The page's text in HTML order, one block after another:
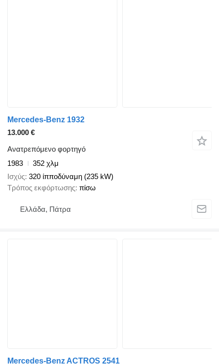
Mercedes-Benz 1932
13.000 €
Ανατρεπόμενο φορτηγό
1983
352 χλμ
Ισχύς 320 ίπποδύναμη (235 kW)
Τρόπος εκφόρτωσης πίσω
Ελλάδα, Πάτρα
Mercedes-Benz ACTROS 2541